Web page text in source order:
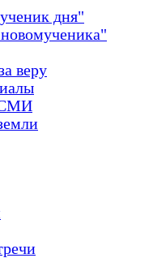
дня"
веру
СМИ